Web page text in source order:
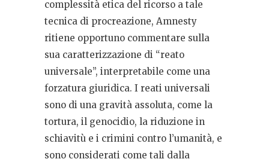
complessità etica del ricorso a tale
tecnica di procreazione, Amnesty
ritiene opportuno commentare sulla
sua caratterizzazione di “reato
universale”, interpretabile come una
forzatura giuridica. I reati universali
sono di una gravità assoluta, come la
tortura, il genocidio, la riduzione in
schiavitù e i crimini contro l’umanità, e
sono considerati come tali dalla